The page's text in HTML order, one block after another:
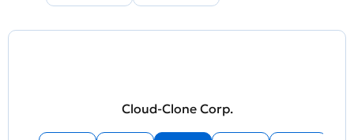
Cloud-Clone Corp.